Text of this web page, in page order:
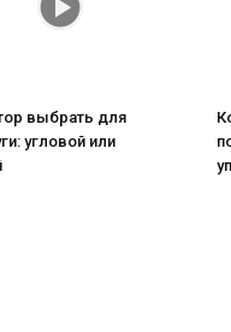
выбрать для
угловой или